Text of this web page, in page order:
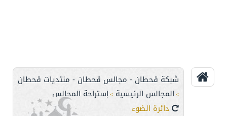
شبكة قحطان - مجالس قحطان - منتديات قحطان
> المجالس الرئيسية >إستراحة المجالس
دائرة الضوء